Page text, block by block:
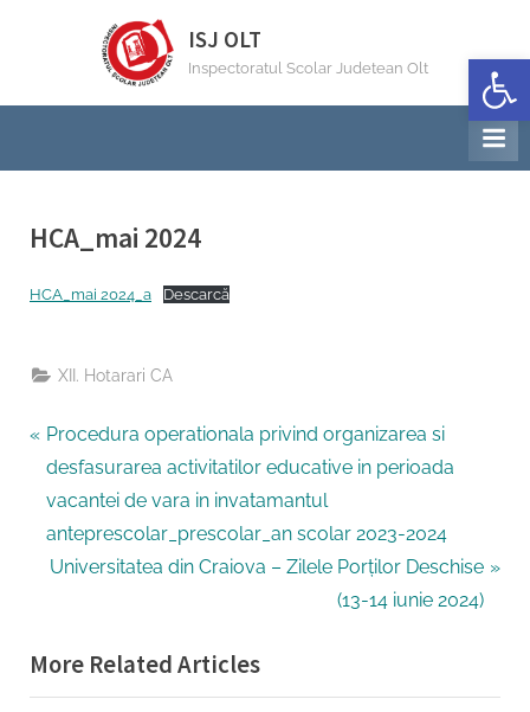
ISJ OLT
Inspectoratul Scolar Judetean Olt
HCA_mai 2024
Posted
10/06/2024
Invatamant primar Inspector
HCA_mai 2024_a Descarcă
XII. Hotarari CA
Navigare
în
articole
P
r
e
v
s
P
Procedura operationala privind organizarea si
desfasurarea activitatilor educative in perioada
vacantei de vara in invatamantul
anteprescolar_prescolar_an scolar 2023-2024
N
t
P
Universitatea din Craiova – Zilele Porților Deschise
(13-14 iunie 2024)
More Related Articles